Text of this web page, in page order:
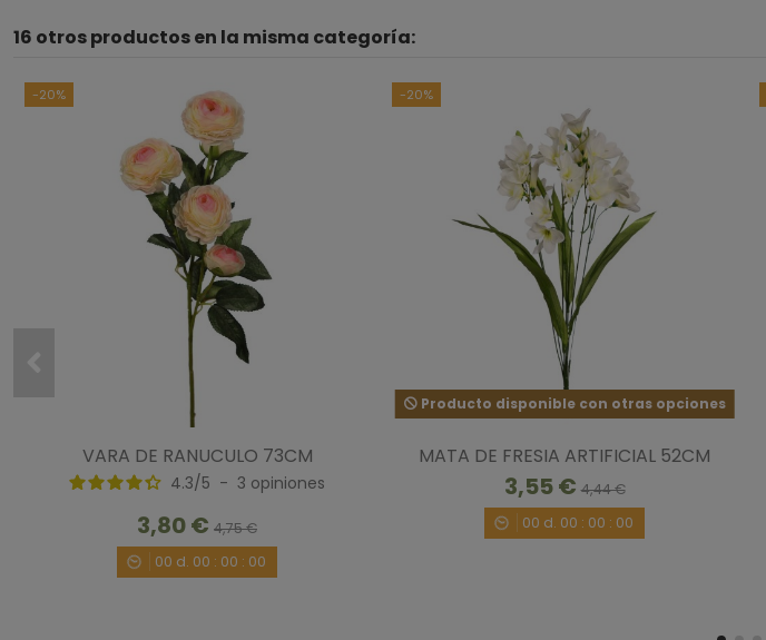
16 otros productos en la misma categoría:
-20%
VARA DE RANUCULO 73CM
4.3/5 - 3 opiniones
3,80 € 4,75 €
00 d. 00 : 00 : 00
-20%
Producto disponible con otras opciones
MATA DE FRESIA ARTIFICIAL 52CM
3,55 €4,44 €
00 d. 00 : 00 : 00